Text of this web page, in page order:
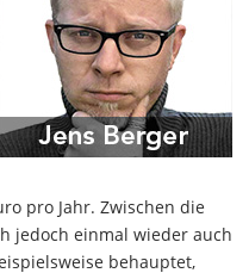
pro Jahr. Zwischen die
jedoch einmal wieder auch
behauptet,